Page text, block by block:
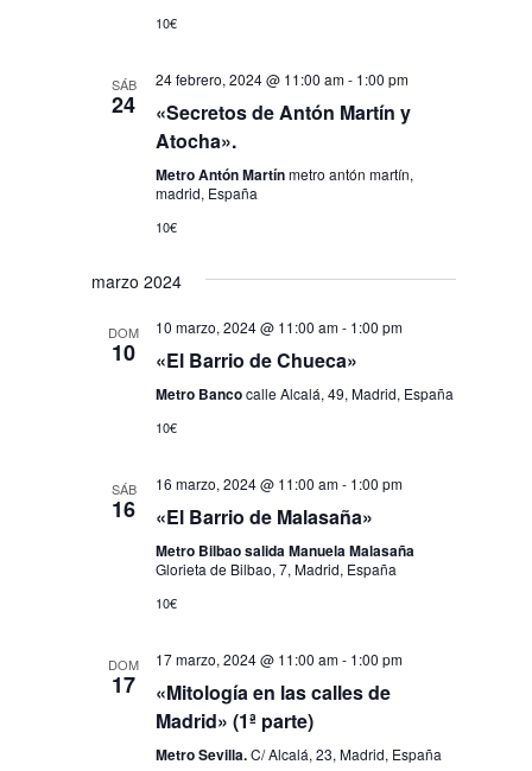
10€
SÁB
24
24 febrero, 2024 @ 11:00 am- 1:00 pm
«Secretos de Antón Martín y
Atocha».
Metro Antón Martínmetro antón martín,
madrid, España
10€
marzo 2024
DOM
10
10 marzo, 2024 @ 11:00 am- 1:00 pm
«El Barrio de Chueca»
Metro Bancocalle Alcalá, 49, Madrid, España
10€
SÁB
16
16 marzo, 2024 @ 11:00 am- 1:00 pm
«El Barrio de Malasaña»
Metro Bilbao salida Manuela Malasaña
Glorieta de Bilbao, 7, Madrid, España
10€
DOM
17
17 marzo, 2024 @ 11:00 am- 1:00 pm
«Mitología en las calles de
Madrid» (1ª parte)
Metro Sevilla.C/ Alcalá, 23, Madrid, España